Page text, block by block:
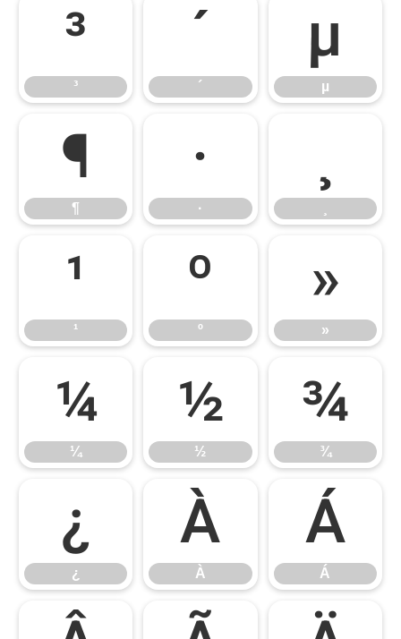
³
³
´
´
µ
µ
¶
¶
·
·
¸
¹
¹
º
º
»
»
¼
¼
½
½
¾
¾
¿
¿
À
À
Á
Á